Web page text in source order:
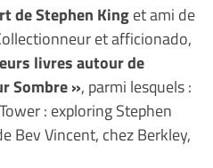
de Stephen Kinget ami de
et afficionado,
livres autour de
Sombre », parmi lesquels :
: exploring Stephen
Bev Vincent, chez Berkley,